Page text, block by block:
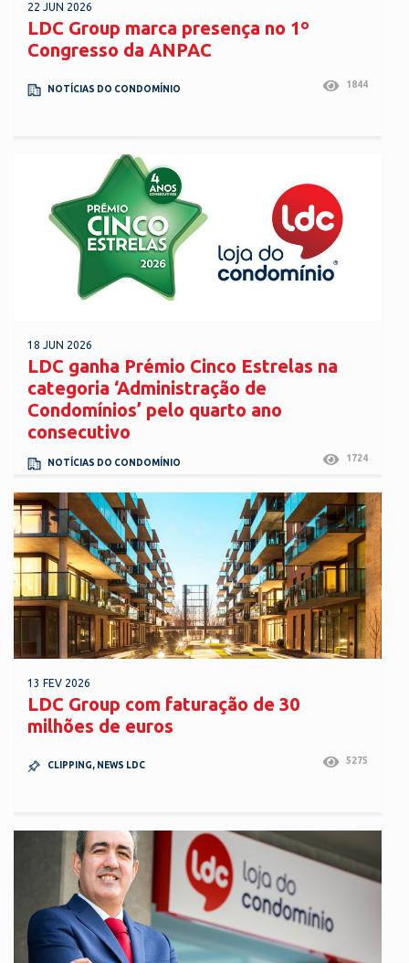
22 JUN 2026
LDC Group marca presença no 1º
Congresso da ANPAC
NOTÍCIAS DO CONDOMÍNIO 1844
18 JUN 2026
LDC ganha Prémio Cinco Estrelas na
categoria ‘Administração de
Condomínios’ pelo quarto ano
consecutivo
NOTÍCIAS DO CONDOMÍNIO 1724
13 FEV 2026
LDC Group com faturação de 30
milhões de euros
CLIPPING, NEWS LDC 5275